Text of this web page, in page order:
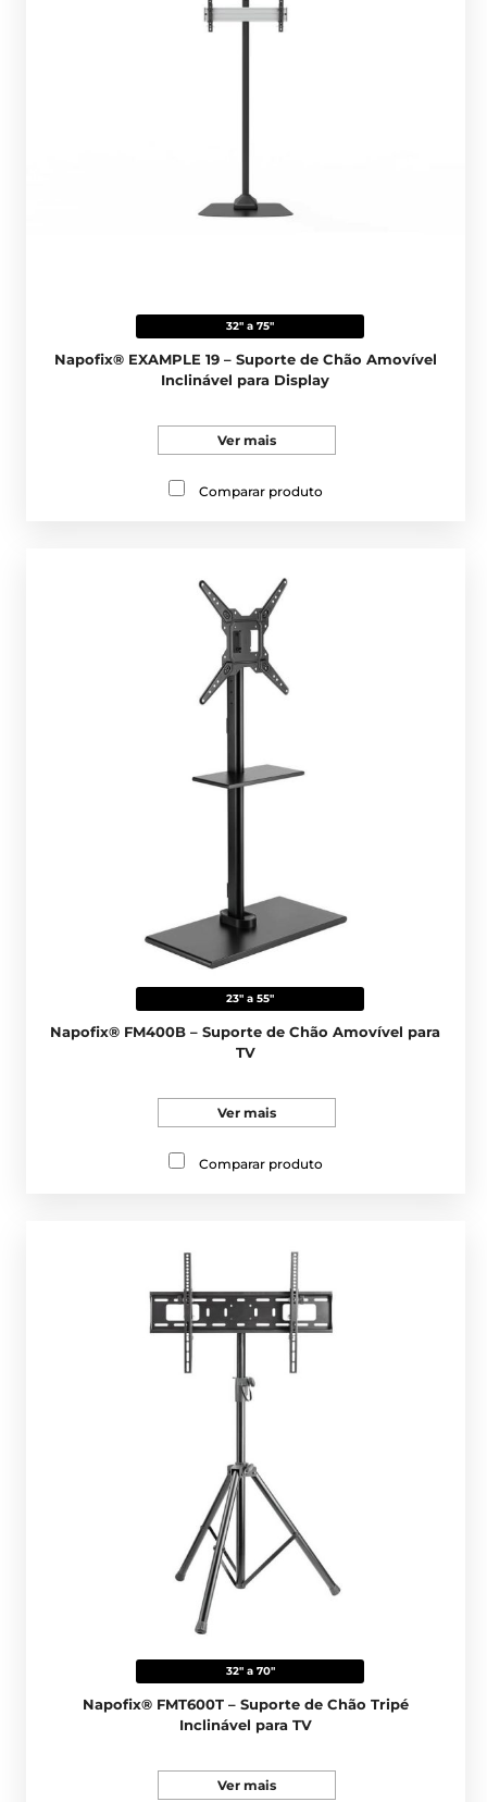
32" a 75"
Napofix® EXAMPLE 19 – Suporte de Chão Amovível
Inclinável para Display
Ver mais
Comparar produto
23" a 55"
Napofix® FM400B – Suporte de Chão Amovível para
TV
Ver mais
Comparar produto
32" a 70"
Napofix® FMT600T – Suporte de Chão Tripé
Inclinável para TV
Ver mais